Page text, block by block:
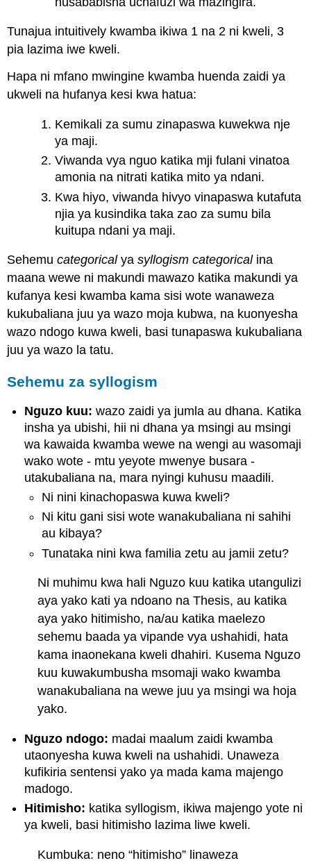
Tunajua intuitively kwamba ikiwa 1 na 2 ni kweli, 3
pia lazima iwe kweli.
Hapa ni mfano mwingine kwamba huenda zaidi ya
ukweli na hufanya kesi kwa hatua:
Kemikali za sumu zinapaswa kuwekwa nje
ya maji.
Viwanda vya nguo katika mji fulani vinatoa
amonia na nitrati katika mito ya ndani.
Kwa hiyo, viwanda hivyo vinapaswa kutafuta
njia ya kusindika taka zao za sumu bila
kuitupa ndani ya maji.
Sehemucategoricalyasyllogism categoricalina
maana wewe ni makundi mawazo katika makundi ya
kufanya kesi kwamba kama sisi wote wanaweza
kukubaliana juu ya wazo moja kubwa, na kuonyesha
wazo ndogo kuwa kweli, basi tunapaswa kukubaliana
juu ya wazo la tatu.
Sehemu za syllogism
Nguzo kuu: wazo zaidi ya jumla au dhana. Katika
insha ya ubishi, hii ni dhana ya msingi au msingi
wa kawaida kwamba wewe na wengi au wasomaji
wako wote - mtu yeyote mwenye busara -
utakubaliana na, mara nyingi kuhusu maadili.
Ni nini kinachopaswa kuwa kweli?
Ni kitu gani sisi wote wanakubaliana ni sahihi
au kibaya?
Tunataka nini kwa familia zetu au jamii zetu?
Ni muhimu kwa hali Nguzo kuu katika utangulizi
aya yako kati ya ndoano na Thesis, au katika
aya yako hitimisho, na/au katika maelezo
sehemu baada ya vipande vya ushahidi, hata
kama inaonekana kweli dhahiri. Kusema Nguzo
kuu kuwakumbusha msomaji wako kwamba
wanakubaliana na wewe juu ya msingi wa hoja
yako.
Nguzo ndogo: madai maalum zaidi kwamba
utaonyesha kuwa kweli na ushahidi. Unaweza
kufikiria sentensi yako ya mada kama majengo
madogo.
Hitimisho: katika syllogism, ikiwa majengo yote ni
ya kweli, basi hitimisho lazima liwe kweli.
Kumbuka: neno “hitimisho” linaweza